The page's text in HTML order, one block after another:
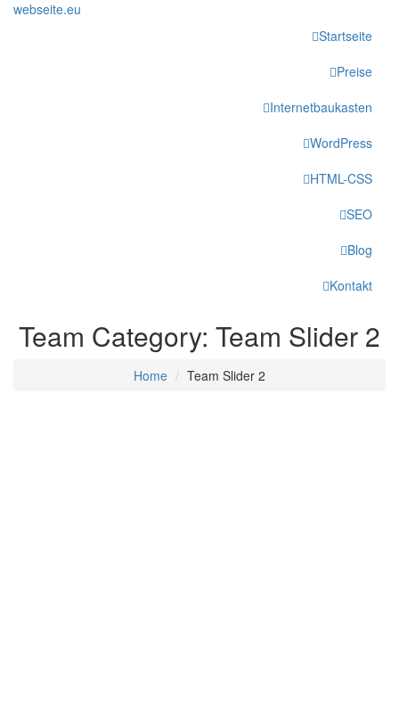
webseite.eu
Startseite
Preise
Internetbaukasten
WordPress
HTML-CSS
SEO
Blog
Kontakt
Team Category: Team Slider 2
Home Team Slider 2